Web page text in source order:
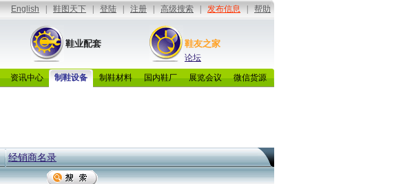
鞋业配套 鞋友之家
论坛
资讯中心 制鞋设备 制鞋材料 国内鞋厂 展览会议 微信货源
经销商名录